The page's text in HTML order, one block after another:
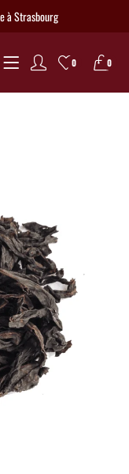
à Strasbourg
0 0